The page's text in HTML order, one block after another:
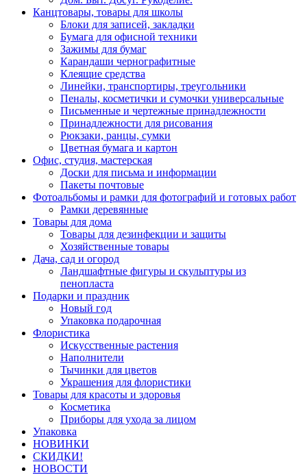
Канцтовары, товары для школы
Блоки для записей, закладки
Бумага для офисной техники
Зажимы для бумаг
Карандаши чернографитные
Клеящие средства
Линейки, транспортиры, треугольники
Пеналы, косметички и сумочки универсальные
Письменные и чертежные принадлежности
Принадлежности для рисования
Рюкзаки, ранцы, сумки
Цветная бумага и картон
Офис, студия, мастерская
Доски для письма и информации
Пакеты почтовые
Фотоальбомы и рамки для фотографий и готовых работ
Рамки деревянные
Товары для дома
Товары для дезинфекции и защиты
Хозяйственные товары
Дача, сад и огород
Ландшафтные фигуры и скульптуры из
пенопласта
Подарки и праздник
Новый год
Упаковка подарочная
Флористика
Искусственные растения
Наполнители
Тычинки для цветов
Украшения для флористики
Товары для красоты и здоровья
Косметика
Приборы для ухода за лицом
Упаковка
НОВИНКИ
СКИДКИ!
НОВОСТИ